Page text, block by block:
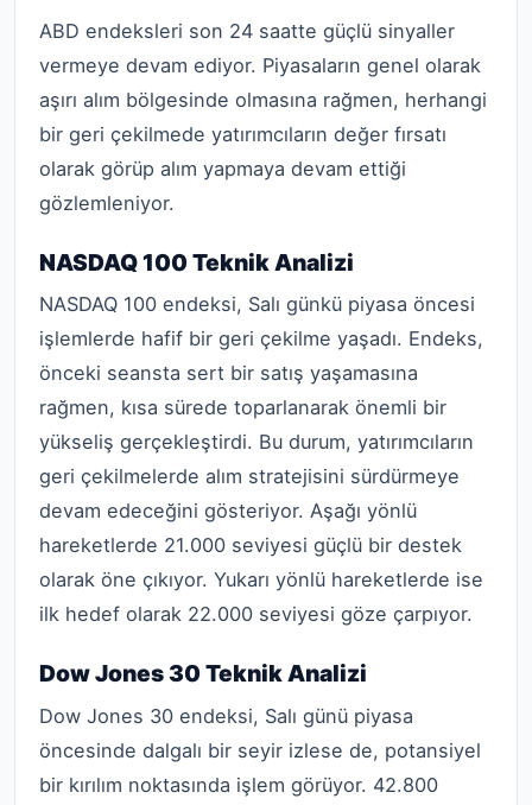
ABD endeksleri son 24 saatte güçlü sinyaller
vermeye devam ediyor. Piyasaların genel olarak
aşırı alım bölgesinde olmasına rağmen, herhangi
bir geri çekilmede yatırımcıların değer fırsatı
olarak görüp alım yapmaya devam ettiği
gözlemleniyor.
NASDAQ 100 Teknik Analizi
NASDAQ 100 endeksi, Salı günkü piyasa öncesi
işlemlerde hafif bir geri çekilme yaşadı. Endeks,
önceki seansta sert bir satış yaşamasına
rağmen, kısa sürede toparlanarak önemli bir
yükseliş gerçekleştirdi. Bu durum, yatırımcıların
geri çekilmelerde alım stratejisini sürdürmeye
devam edeceğini gösteriyor. Aşağı yönlü
hareketlerde 21.000 seviyesi güçlü bir destek
olarak öne çıkıyor. Yukarı yönlü hareketlerde ise
ilk hedef olarak 22.000 seviyesi göze çarpıyor.
Dow Jones 30 Teknik Analizi
Dow Jones 30 endeksi, Salı günü piyasa
öncesinde dalgalı bir seyir izlese de, potansiyel
bir kırılım noktasında işlem görüyor. 42.800